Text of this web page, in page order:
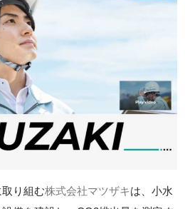
り組む株式会社マツザキは、小水